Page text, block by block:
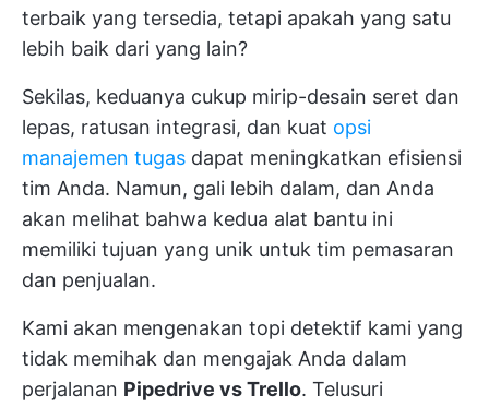
terbaik yang tersedia, tetapi apakah yang satu
lebih baik dari yang lain?
Sekilas, keduanya cukup mirip-desain seret dan
lepas, ratusan integrasi, dan kuat opsi
manajemen tugas dapat meningkatkan efisiensi
tim Anda. Namun, gali lebih dalam, dan Anda
akan melihat bahwa kedua alat bantu ini
memiliki tujuan yang unik untuk tim pemasaran
dan penjualan.
Kami akan mengenakan topi detektif kami yang
tidak memihak dan mengajak Anda dalam
perjalanan Pipedrive vs Trello. Telusuri